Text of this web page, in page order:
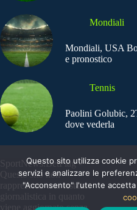
Mondiali
Mondiali, USA
e pronostico
Tennis
Paolini Golubic,
dove vederla
SportNews.BetFlag -
Questo sito non
rappresenta una testata
giornalistica in quanto
viene aggiornato senza
Questo sito utilizza cookie
servizi e analizzare le
"Acconsento" l'utente